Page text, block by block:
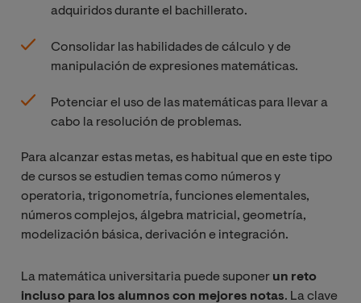
adquiridos durante el bachillerato.
Consolidar las habilidades de cálculo y de
manipulación de expresiones matemáticas.
Potenciar el uso de las matemáticas para llevar a
cabo la resolución de problemas.
Para alcanzar estas metas, es habitual que en este tipo
de cursos se estudien temas como números y
operatoria, trigonometría, funciones elementales,
números complejos, álgebra matricial, geometría,
modelización básica, derivación e integración.
La matemática universitaria puede suponer un reto
incluso para los alumnos con mejores notas. La clave